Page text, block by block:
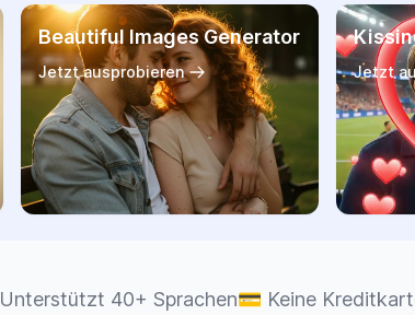
Beautiful Images Generator
Jetzt ausprobieren Jetzt
Unterstützt 40+ Sprachen💳 Keine